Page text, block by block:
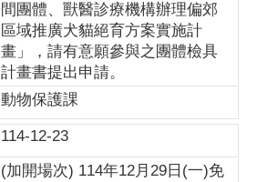
間團體、獸醫診療機構辦理偏郊
區域推廣犬貓絕育方案實施計
畫」，請有意願參與之團體檢具
計畫書提出申請。
動物保護課
114-12-23
(加開場次) 114年12月29日(一)免